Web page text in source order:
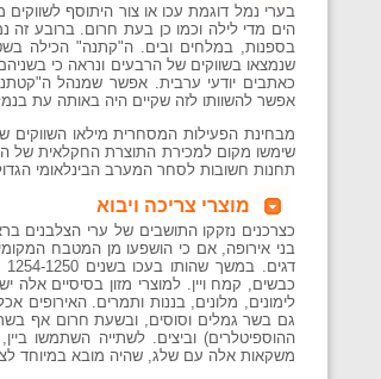
בערי נמל דוגמת עכו או צור היתוסף
הים מדי לילה וכמו כן בעת חרום. ברובע זה
בספנות, במלחים ובים. ה"קתנה" הכילה
שנמצאו בשווקים של הרבעים ונראה כי
כאתבים יודעי ערבית. אפשר שמנהל
אפשר להשוותו לזה שקיים היה באותה עת
מבחינת הפעילות המסחרית מילאו השווקים
שימשו מקום למכירת התוצרת החקלאית של
תחנות חשובות לסחר המערב הבינלאומי
מוצרי צריכה ויבוא
כצרכנים נזקקו התושבים של ערי הצלבנים
בני אירופה, אם כי הושפעו מן המטבח
כבשים, קמח ויין. למוצרי מזון בסיסיים אלה
לימונים, מלונים, בננות ותמרים. האירופים
גם בשר גמלים וסוסים, ובשעת חרום אף
ההוספיטלרים) וביצים. לשתייה השתמשו
משקאות אלה עם שלג, שהיה מובא במיוחד